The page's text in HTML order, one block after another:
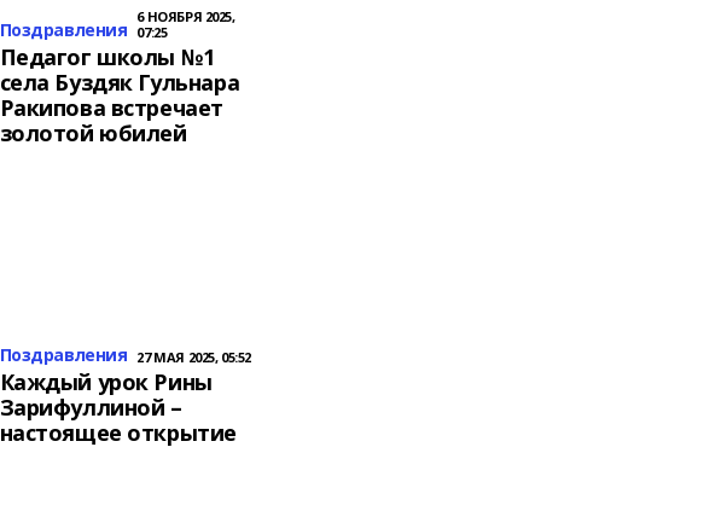
Поздравления
6 НОЯБРЯ 2025,
07:25
Педагог школы №1
села Буздяк Гульнара
Ракипова встречает
золотой юбилей
Поздравления 27 МАЯ 2025, 05:52
Каждый урок Рины
Зарифуллиной –
настоящее открытие